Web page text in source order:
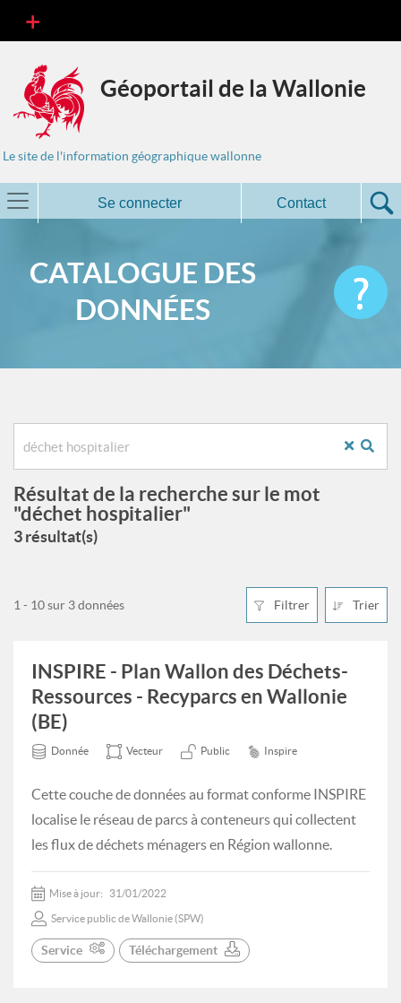
Géoportail de la Wallonie
Le site de l'information géographique wallonne
Se connecter Contact
CATALOGUE DES
DONNÉES
Résultat de la recherche sur le mot
"déchet hospitalier"
3 résultat(s)
Filtrer Trier
1 - 10 sur 3 données
INSPIRE - Plan Wallon des Déchets-
Ressources - Recyparcs en Wallonie
(BE)
Donnée Vecteur Public Inspire
Cette couche de données au format conforme INSPIRE
localise le réseau de parcs à conteneurs qui collectent
les flux de déchets ménagers en Région wallonne.
Mise à jour: 31/01/2022
Service public de Wallonie (SPW)
Service Téléchargement